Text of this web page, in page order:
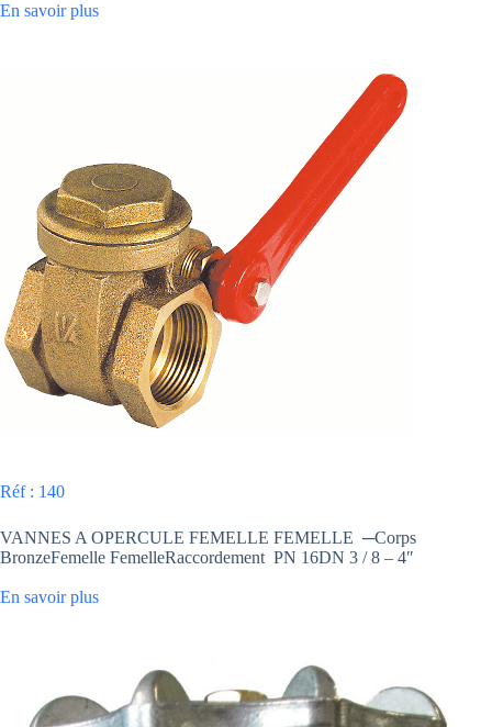
En savoir plus
Réf : 140
VANNES A OPERCULE FEMELLE FEMELLE ─Corps
BronzeFemelle FemelleRaccordement PN 16DN 3 / 8 – 4″
En savoir plus